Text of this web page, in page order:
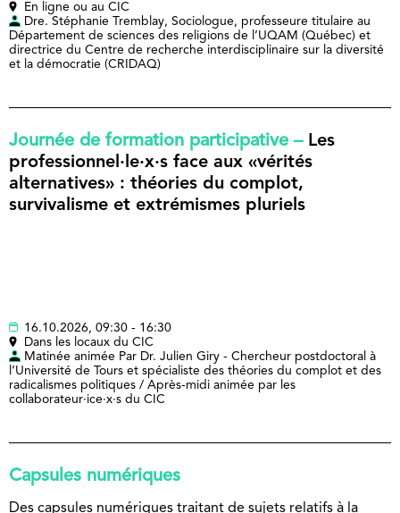
En ligne ou au CIC
Dre. Stéphanie Tremblay, Sociologue, professeure titulaire au
Département de sciences des religions de l’UQAM (Québec) et
directrice du Centre de recherche interdisciplinaire sur la diversité
et la démocratie (CRIDAQ)
Journée de formation participative – Les
professionnel·le·x·s face aux «vérités
alternatives» : théories du complot,
survivalisme et extrémismes pluriels
16.10.2026, 09:30 - 16:30
Dans les locaux du CIC
Matinée animée Par Dr. Julien Giry - Chercheur postdoctoral à
l’Université de Tours et spécialiste des théories du complot et des
radicalismes politiques / Après-midi animée par les
collaborateur·ice·x·s du CIC
Capsules numériques
Des capsules numériques traitant de sujets relatifs à la